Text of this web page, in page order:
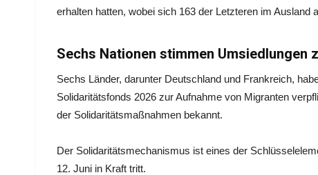
erhalten hatten, wobei sich 163 der Letzteren im Ausland
Sechs Nationen stimmen Umsiedlungen
Sechs Länder, darunter Deutschland und Frankreich,
Solidaritätsfonds 2026 zur Aufnahme von Migranten
der Solidaritätsmaßnahmen bekannt.
Der Solidaritätsmechanismus ist eines der
12. Juni in Kraft tritt.